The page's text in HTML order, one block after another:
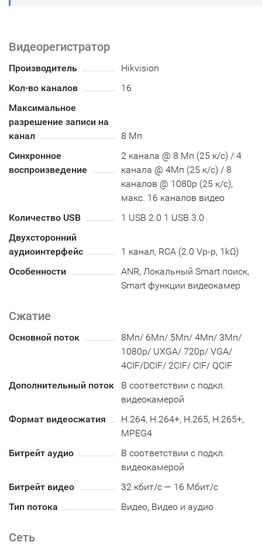
Видеорегистратор
Производитель
Hikvision
Кол-во каналов
16
Максимальное
разрешение записи на
канал
8 Мп
Синхронное
воспроизведение
2 канала @ 8 Мп (25 к/с) / 4
канала @ 4Мп (25 к/с) / 8
каналов @ 1080p (25 к/с),
макс. 16 каналов видео
Количество USB
1 USB 2.0 1 USB 3.0
Двухсторонний
аудиоинтерфейс
1 канал, RCA (2.0 Vp-p, 1kΩ)
Особенности
ANR, Локальный Smart поиск,
Smart функции видеокамер
Сжатие
Основной поток
8Мп/ 6Мп/ 5Мп/ 4Мп/ 3Мп/
1080p/ UXGA/ 720p/ VGA/
4CIF/DCIF/ 2CIF/ CIF/ QCIF
Дополнительный поток
В соответствии с подкл.
видеокамерой
Формат видеосжатия
H.264, H.264+, H.265, H.265+,
MPEG4
Битрейт аудио
В соответствии с подкл.
видеокамерой
Битрейт видео
32 кбит/с — 16 Мбит/с
Тип потока
Видео, Видео и аудио
Сеть